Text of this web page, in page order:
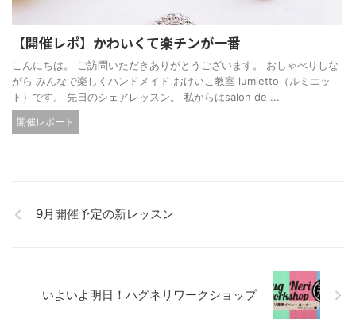
【開催レポ】かわいくて楽チンが一番
こんにちは。 ご訪問いただきありがとうございます。 おしゃべりしな
がら みんなで楽しくハンドメイド おけいこ教室 lumietto（ルミエッ
ト）です。 先日のシェアレッスン。 私からはsalon de ...
開催レポート
9月開催予定の新レッスン
いよいよ明日！ハグネリワークショップ